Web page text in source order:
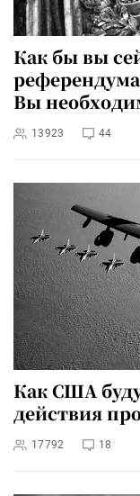
Как бы вы
Вы
13923 44
Как США
действия
17792 18